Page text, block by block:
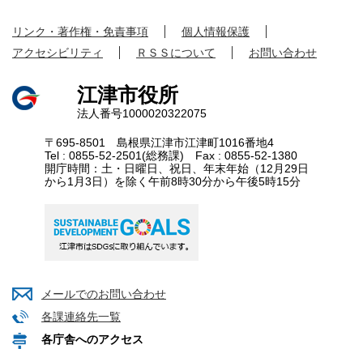
リンク・著作権・免責事項
個人情報保護
アクセシビリティ
ＲＳＳについて お問い合わせ
江津市役所
法人番号1000020322075
〒695-8501 島根県江津市江津町1016番地4
Tel : 0855-52-2501(総務課) Fax : 0855-52-1380
開庁時間：土・日曜日、祝日、年末年始（12月29日
から1月3日）を除く午前8時30分から午後5時15分
メールでのお問い合わせ
各課連絡先一覧
各庁舎へのアクセス